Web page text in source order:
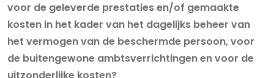
voor de geleverde prestaties en/of gemaakte
kosten in het kader van het dagelijks beheer van
het vermogen van de beschermde persoon, voor
de buitengewone ambtsverrichtingen en voor de